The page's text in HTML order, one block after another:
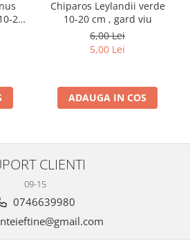
20
Chiparos Leylandii verde
10-20 cm , gard viu
6,00 Lei
5,00 Lei
ADAUGA IN COS
CLIENTI
09-15
0746639980